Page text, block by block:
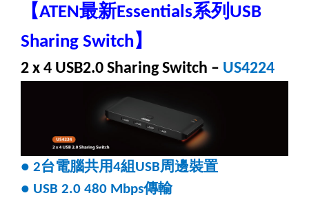
【ATEN最新Essentials系列 USB
Sharing Switch】
2 x 4 USB2.0 Sharing Switch – US4224
● 2台電腦共用4組 USB周邊裝置
● USB 2.0 480 Mbps傳輸